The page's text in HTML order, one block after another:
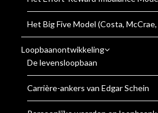
Het Big Five Model (Costa,
Loopbaanontwikkeling
De levensloopbaan
Carrière-ankers van Edgar Schein